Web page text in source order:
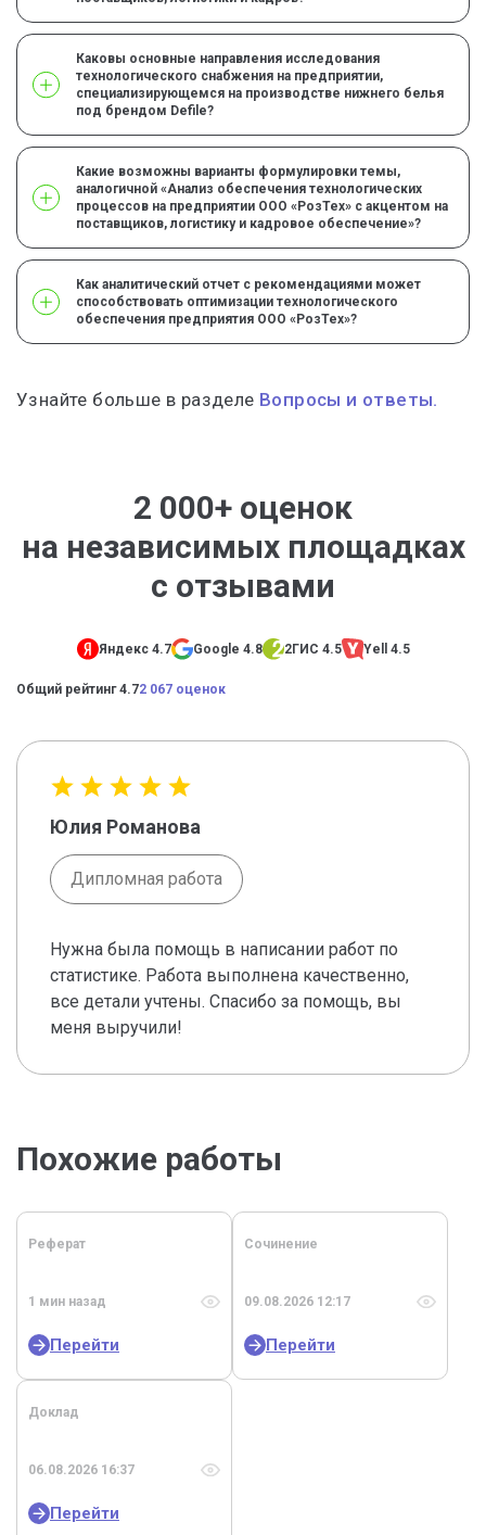
Каковы основные направления исследования
технологического снабжения на предприятии,
специализирующемся на производстве нижнего белья
под брендом Defile?
Какие возможны варианты формулировки темы,
аналогичной «Анализ обеспечения технологических
процессов на предприятии ООО «РозТех» с акцентом на
поставщиков, логистику и кадровое обеспечение»?
Как аналитический отчет с рекомендациями может
способствовать оптимизации технологического
обеспечения предприятия ООО «РозТех»?
Узнайте больше в разделе Вопросы и ответы.
2 000+ оценок
на независимых площадках
с отзывами
Яндекс 4.7 Google 4.8 2ГИС 4.5 Yell 4.5
Общий рейтинг 4.72 067 оценок
Юлия Романова
Дипломная работа
Нужна была помощь в написании работ по
статистике. Работа выполнена качественно,
все детали учтены. Спасибо за помощь, вы
меня выручили!
Похожие работы
Реферат
1 мин назад
Перейти
Сочинение
09.08.2026 12:17
Перейти
Доклад
06.08.2026 16:37
Перейти